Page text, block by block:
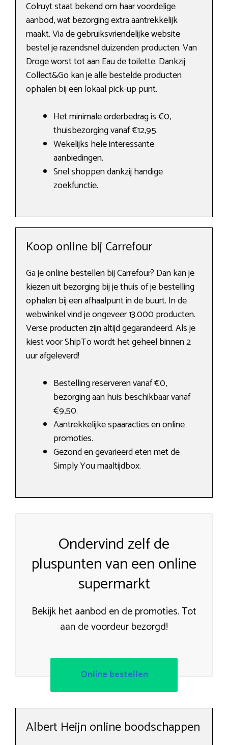
Colruyt staat bekend om haar voordelige
aanbod, wat bezorging extra aantrekkelijk
maakt. Via de gebruiksvriendelijke website
bestel je razendsnel duizenden producten. Van
Droge worst tot aan Eau de toilette. Dankzij
Collect&Go kan je alle bestelde producten
ophalen bij een lokaal pick-up punt.
Het minimale orderbedrag is €0,
thuisbezorging vanaf €12,95.
Wekelijks hele interessante
aanbiedingen.
Snel shoppen dankzij handige
zoekfunctie.
Koop online bij Carrefour
Ga je online bestellen bij Carrefour? Dan kan je
kiezen uit bezorging bij je thuis of je bestelling
ophalen bij een afhaalpunt in de buurt. In de
webwinkel vind je ongeveer 13.000 producten.
Verse producten zijn altijd gegarandeerd. Als je
kiest voor ShipTo wordt het geheel binnen 2
uur afgeleverd!
Bestelling reserveren vanaf €0,
bezorging aan huis beschikbaar vanaf
€9,50.
Aantrekkelijke spaaracties en online
promoties.
Gezond en gevarieerd eten met de
Simply You maaltijdbox.
Ondervind zelf de
pluspunten van een online
supermarkt
Bekijk het aanbod en de promoties. Tot
aan de voordeur bezorgd!
Online bestellen
Albert Heijn online boodschappen